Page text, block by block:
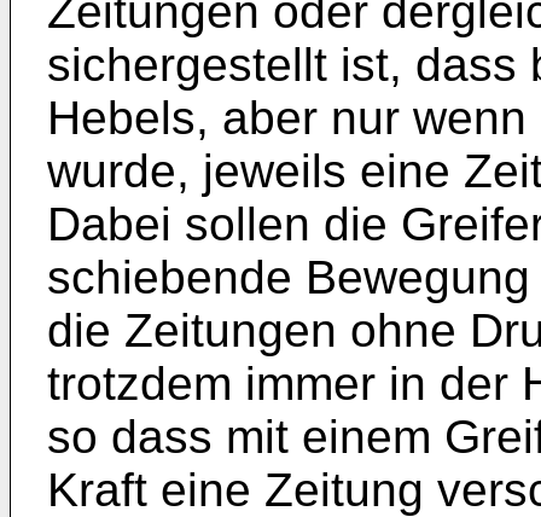
Zeitungen oder
sichergestellt ist, dass
Hebels, aber nur
wurde, jeweils eine
Dabei sollen die
schiebende
die Zeitungen ohne
trotzdem immer in der
so dass mit einem
Kraft eine Zeitung